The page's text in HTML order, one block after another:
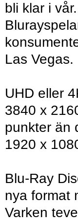
bli klar i
Las Vegas.
UHD eller
3840 x
punkter än
1920 x
Blu-Ray
nya format
Varken